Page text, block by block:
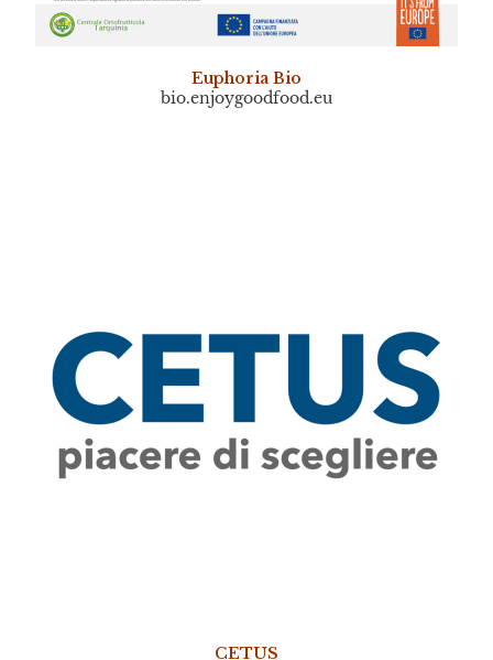
Euphoria Bio
bio.enjoygoodfood.eu
CETUS